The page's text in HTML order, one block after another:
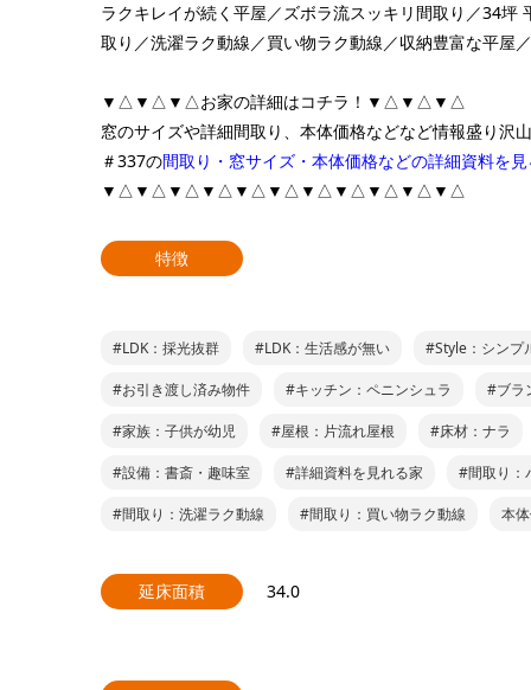
ラクキレイが続く平屋／ズボラ流スッキリ間取り／34
取り／洗濯ラク動線／買い物ラク動線／収納豊富な平屋
▼△▼△▼△お家の詳細はコチラ！▼△▼△▼△
窓のサイズや詳細間取り、本体価格などなど情報盛り沢
＃337の間取り・窓サイズ・本体価格などの詳細資料を
▼△▼△▼△▼△▼△▼△▼△▼△▼△▼△▼△
特徴
#LDK：採光抜群 #LDK：生活感が無い #Style：シンプ
#お引き渡し済み物件 #キッチン：ペニンシュラ #ブラ
#家族：子供が幼児 #屋根：片流れ屋根 #床材：ナラ
#設備：書斎・趣味室 #詳細資料を見れる家 #間取り：
#間取り：洗濯ラク動線 #間取り：買い物ラク動線 本
延床面積 34.0